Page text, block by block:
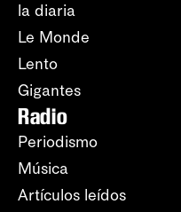
la diaria
Le Monde
Lento
Gigantes
Radio
Periodismo
Música
Artículos leídos